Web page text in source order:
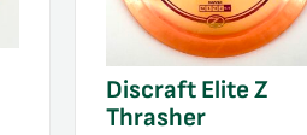
Discraft Elite Z
Thrasher